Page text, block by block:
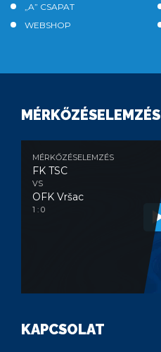
„A” CSAPAT
WEBSHOP
MÉRKŐZÉSELEMZÉS
MÉRKŐZÉSELEMZÉS
FK TSC
VS
OFK Vršac
1 : 0
KAPCSOLAT